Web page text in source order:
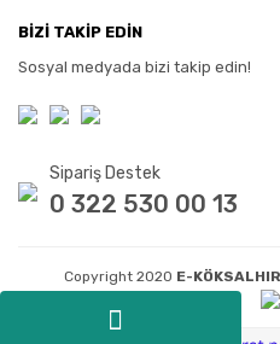
BİZİ TAKİP EDİN
Sosyal medyada bizi takip edin!
Sipariş Destek
0 322 530 00 13
Copyright 2020 E-